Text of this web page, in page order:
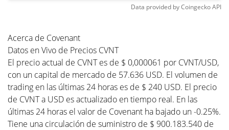
Data provided byCoingeckoAPI
Acerca de Covenant
Datos en Vivo de Precios CVNT
El precio actual de CVNT es de $ 0,000061 por CVNT/USD,
con un capital de mercado de 57.636 USD. El volumen de
trading en las últimas 24 horas es de $ 240 USD. El precio
de CVNT a USD es actualizado en tiempo real. En las
últimas 24 horas el valor de Covenant ha bajado un -0.25%.
Tiene una circulación de suministro de $ 900.183.540 de